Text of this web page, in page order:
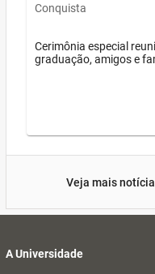
Conquista
Cerimônia especial
graduação, amigos e
Veja mais
A Universidade